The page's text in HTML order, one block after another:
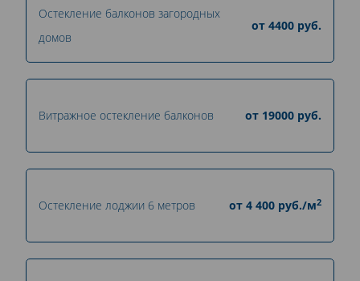
Остекление балконов загородных
домов
от 4400 руб.
Витражное остекление балконов от 19000 руб.
Остекление лоджии 6 метров от 4 400 руб./м2